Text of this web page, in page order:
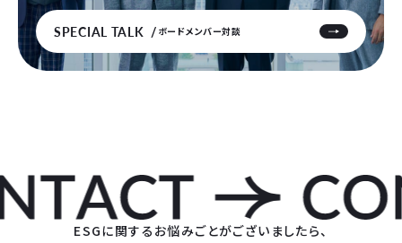
SPECIAL TALK ボードメンバー対談
ESGに関するお悩みごとがございましたら、